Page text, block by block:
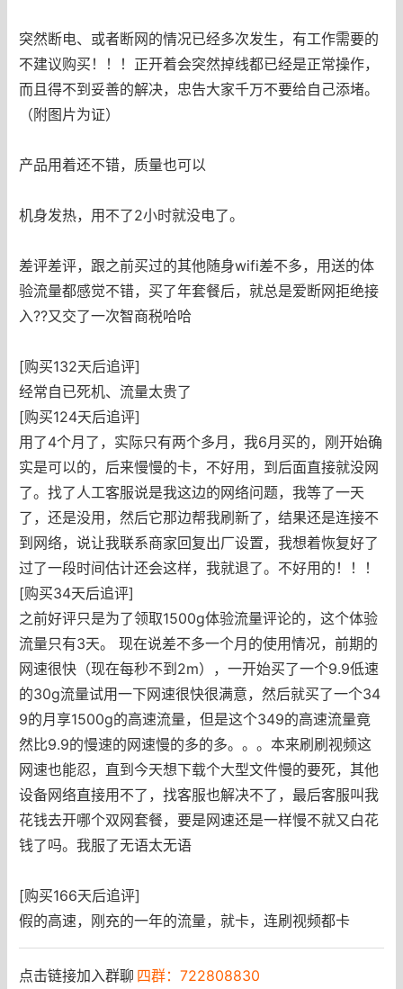
突然断电、或者断网的情况已经多次发生，有工作需要的
不建议购买！！！正开着会突然掉线都已经是正常操作，
而且得不到妥善的解决，忠告大家千万不要给自己添堵。
（附图片为证）
产品用着还不错，质量也可以
机身发热，用不了2小时就没电了。
差评差评，跟之前买过的其他随身wifi差不多，用送的体
验流量都感觉不错，买了年套餐后，就总是爱断网拒绝接
入??又交了一次智商税哈哈
[购买132天后追评]
经常自已死机、流量太贵了
[购买124天后追评]
用了4个月了，实际只有两个多月，我6月买的，刚开始确
实是可以的，后来慢慢的卡，不好用，到后面直接就没网
了。找了人工客服说是我这边的网络问题，我等了一天
了，还是没用，然后它那边帮我刷新了，结果还是连接不
到网络，说让我联系商家回复出厂设置，我想着恢复好了
过了一段时间估计还会这样，我就退了。不好用的！！！
[购买34天后追评]
之前好评只是为了领取1500g体验流量评论的，这个体验
流量只有3天。 现在说差不多一个月的使用情况，前期的
网速很快（现在每秒不到2m），一开始买了一个9.9低速
的30g流量试用一下网速很快很满意，然后就买了一个34
9的月享1500g的高速流量，但是这个349的高速流量竟
然比9.9的慢速的网速慢的多的多。。。本来刷刷视频这
网速也能忍，直到今天想下载个大型文件慢的要死，其他
设备网络直接用不了，找客服也解决不了，最后客服叫我
花钱去开哪个双网套餐，要是网速还是一样慢不就又白花
钱了吗。我服了无语太无语
[购买166天后追评]
假的高速，刚充的一年的流量，就卡，连刷视频都卡
点击链接加入群聊 四群：722808830